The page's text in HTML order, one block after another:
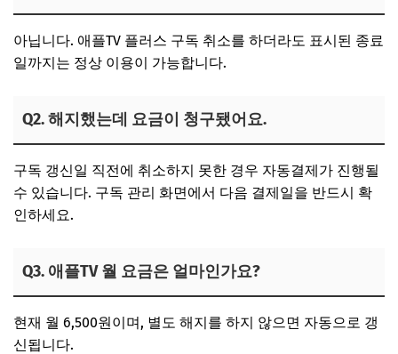
아닙니다. 애플TV 플러스 구독 취소를 하더라도 표시된 종료
일까지는 정상 이용이 가능합니다.
Q2. 해지했는데 요금이 청구됐어요.
구독 갱신일 직전에 취소하지 못한 경우 자동결제가 진행될
수 있습니다. 구독 관리 화면에서 다음 결제일을 반드시 확
인하세요.
Q3. 애플TV 월 요금은 얼마인가요?
현재 월 6,500원이며, 별도 해지를 하지 않으면 자동으로 갱
신됩니다.